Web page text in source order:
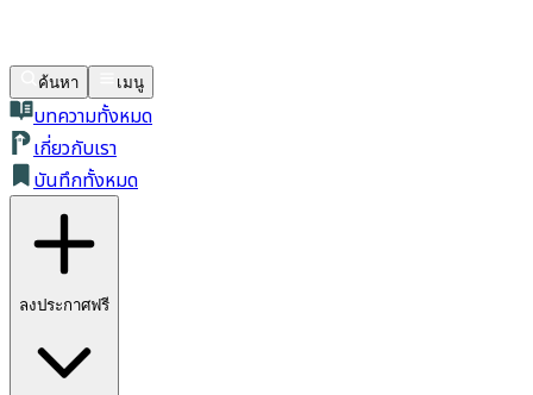
ค้นหา เมนู
บทความทั้งหมด
เกี่ยวกับเรา
บันทึกทั้งหมด
ลงประกาศฟรี